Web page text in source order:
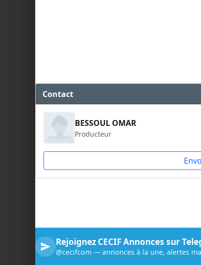
Contact
BESSOUL OMAR
Producteur
Rejoignez CECIF Annonces sur
@cecifcom — annonces à la une, alertes